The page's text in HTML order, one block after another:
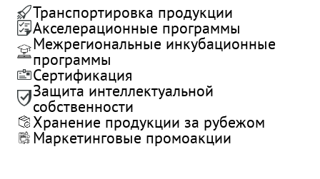
Транспортировка продукции
Акселерационные программы
Межрегиональные инкубационные
программы
Сертификация
Защита интеллектуальной
собственности
Хранение продукции за рубежом
Маркетинговые промоакции